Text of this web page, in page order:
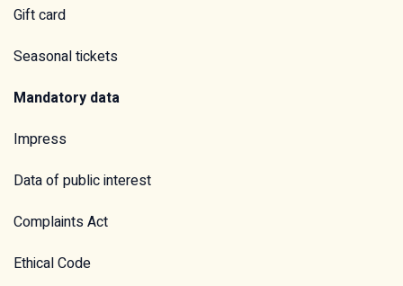
Gift card
Seasonal tickets
Mandatory data
Impress
Data of public interest
Complaints Act
Ethical Code